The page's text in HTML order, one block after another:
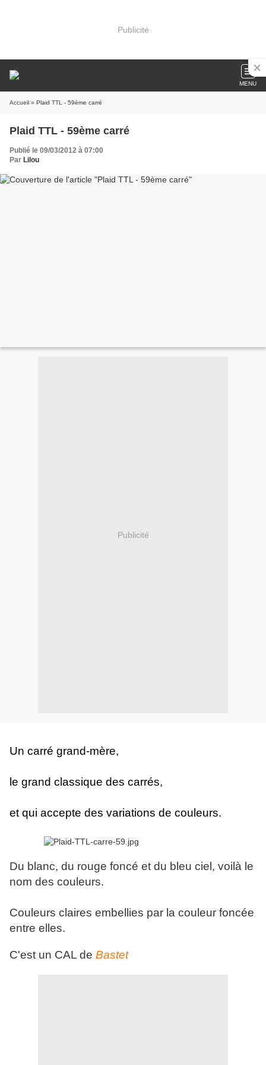
Publicité
MENU
Accueil » Plaid TTL - 59ème carré
Plaid TTL - 59ème carré
Publié le 09/03/2012 à 07:00
Par Lilou
Publicité
Un carré grand-mère,
le grand classique des carrés,
et qui accepte des variations de couleurs.
Du blanc, du rouge foncé et du bleu ciel, voilà le
nom des couleurs.
Couleurs claires embellies par la couleur foncée
entre elles.
C'est un CAL de Bastet